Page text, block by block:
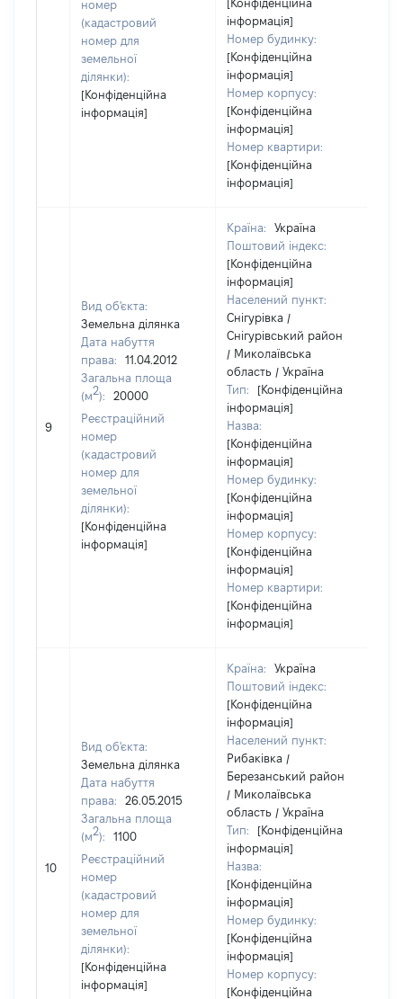
номер
(кадастровий
номер для
земельної
ділянки):
[Конфіденційна
інформація]
[Конфіденційна
інформація]
Номер будинку:
[Конфіденційна
інформація]
Номер корпусу:
[Конфіденційна
інформація]
Номер квартири:
[Конфіденційна
інформація]
9
Вид об'єкта:
Земельна ділянка
Дата набуття
права:
11.04.2012
Загальна площа
(м2):
20000
Реєстраційний
номер
(кадастровий
номер для
земельної
ділянки):
[Конфіденційна
інформація]
Країна:
Україна
Поштовий індекс:
[Конфіденційна
інформація]
Населений пункт:
Снігурівка /
Снігурівський район
/ Миколаївська
область / Україна
Тип:
[Конфіденційна
інформація]
Назва:
[Конфіденційна
інформація]
Номер будинку:
[Конфіденційна
інформація]
Номер корпусу:
[Конфіденційна
інформація]
Номер квартири:
[Конфіденційна
інформація]
10
Вид об'єкта:
Земельна ділянка
Дата набуття
права:
26.05.2015
Загальна площа
(м2):
1100
Реєстраційний
номер
(кадастровий
номер для
земельної
ділянки):
[Конфіденційна
інформація]
Країна:
Україна
Поштовий індекс:
[Конфіденційна
інформація]
Населений пункт:
Рибаківка /
Березанський район
/ Миколаївська
область / Україна
Тип:
[Конфіденційна
інформація]
Назва:
[Конфіденційна
інформація]
Номер будинку:
[Конфіденційна
інформація]
Номер корпусу:
[Конфіденційна